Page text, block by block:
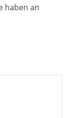
haben an